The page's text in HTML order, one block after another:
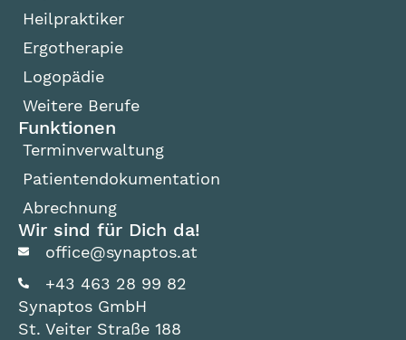
Heilpraktiker
Ergotherapie
Logopädie
Weitere Berufe
Funktionen
Terminverwaltung
Patientendokumentation
Abrechnung
Wir sind für Dich da!
office@synaptos.at
+43 463 28 99 82
Synaptos GmbH
St. Veiter Straße 188